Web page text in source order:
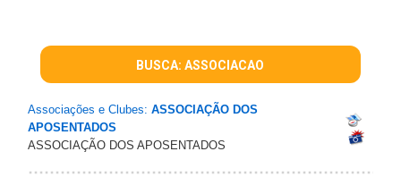
BUSCA: ASSOCIACAO
Associações e Clubes: ASSOCIAÇÃO DOS
APOSENTADOS
ASSOCIAÇÃO DOS APOSENTADOS